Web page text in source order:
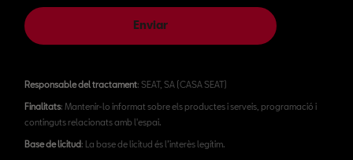
Enviar
Responsable del tractament: SEAT, SA (CASA SEAT)
Finalitats: Mantenir-lo informat sobre els productes i serveis, programació i
continguts relacionats amb l'espai.
Base de licitud: La base de licitud és l’interès legítim.